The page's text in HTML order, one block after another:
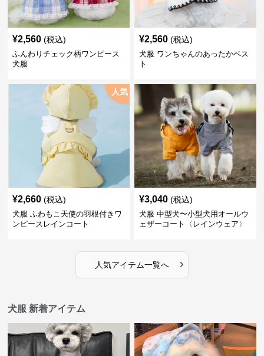
¥2,560 (税込)
ふんわりチェック柄ワンピース
犬服
¥2,560 (税込)
犬服 ワンちゃんのあったかベス
ト
人気
¥2,660 (税込)
犬服 ふわもこ天使の羽根付きワ
ンピースレインコート
¥3,040 (税込)
犬服 中型犬〜小型犬用オールウ
ェザーコート〈レインウェア〉
人気アイテム一覧へ ›
犬服 新着アイテム